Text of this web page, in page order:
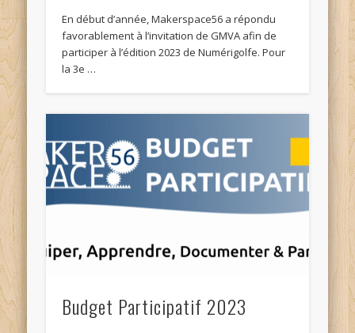
En début d’année, Makerspace56 a répondu
favorablement à l’invitation de GMVA afin de
participer à l’édition 2023 de Numérigolfe. Pour
la 3e …
Budget Participatif 2023